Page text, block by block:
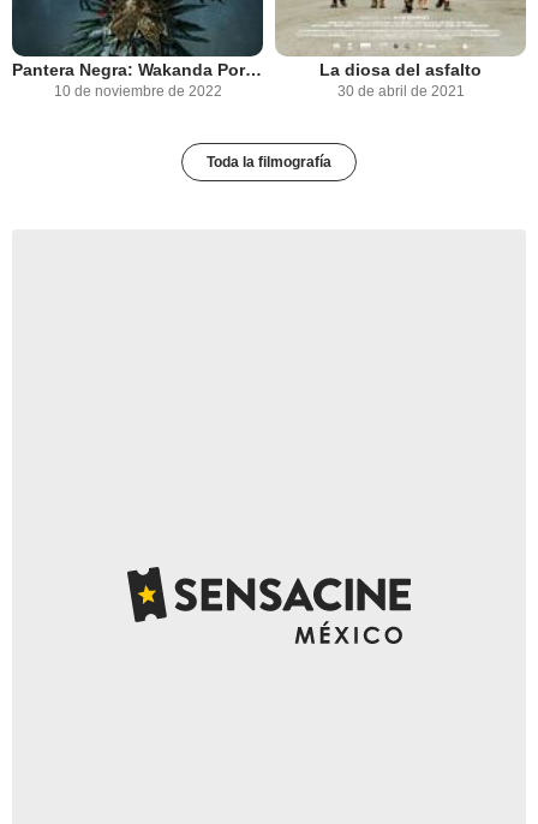
Pantera Negra: Wakanda Por Siempre
10 de noviembre de 2022
La diosa del asfalto
30 de abril de 2021
Toda la filmografía